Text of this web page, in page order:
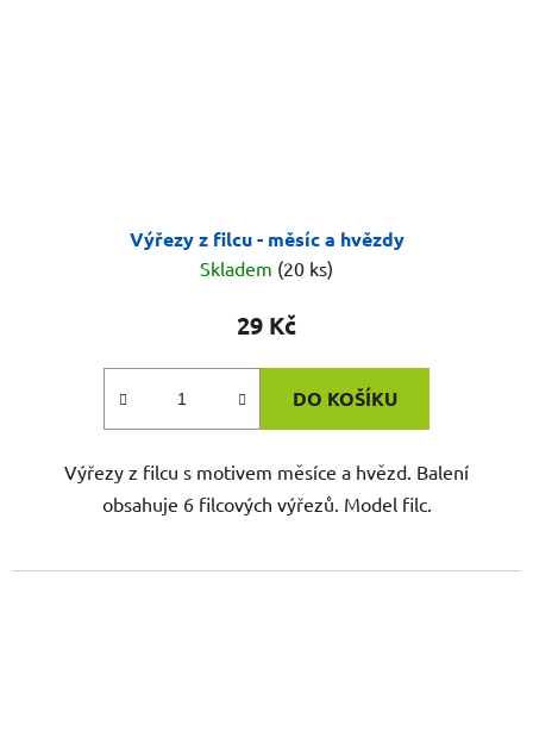
Výřezy z filcu - měsíc a hvězdy
Skladem (20 ks)
29 Kč
DO KOŠÍKU
Výřezy z filcu s motivem měsíce a hvězd. Balení
obsahuje 6 filcových výřezů. Model filc.